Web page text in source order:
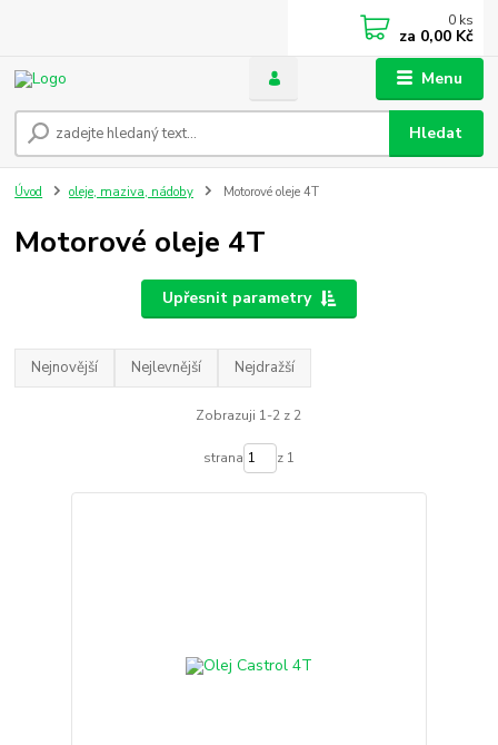
Menu
Hledat
0 ks
za 0,00 Kč
Úvod oleje, maziva, nádoby Motorové oleje 4T
Motorové oleje 4T
Upřesnit parametry
Nejnovější Nejlevnější Nejdražší
Zobrazuji 1-2 z 2
strana z 1